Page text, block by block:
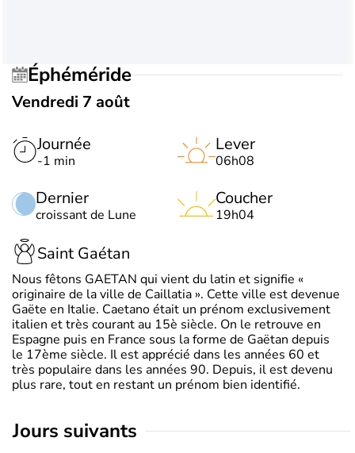
Éphéméride
Vendredi 7 août
Journée
-1 min
Dernier
croissant de Lune
Lever
06h08
Coucher
19h04
Saint Gaétan
Nous fêtons GAETAN qui vient du latin et signifie «
originaire de la ville de Caillatia ». Cette ville est devenue
Gaëte en Italie. Caetano était un prénom exclusivement
italien et très courant au 15è siècle. On le retrouve en
Espagne puis en France sous la forme de Gaëtan depuis
le 17ème siècle. Il est apprécié dans les années 60 et
très populaire dans les années 90. Depuis, il est devenu
plus rare, tout en restant un prénom bien identifié.
jours suivants